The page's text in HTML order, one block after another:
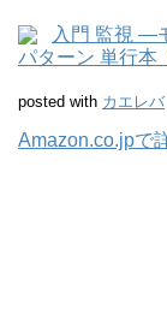
入門 監視 ―
パターン 単行本
posted with カエレバ
Amazon.co.jpで